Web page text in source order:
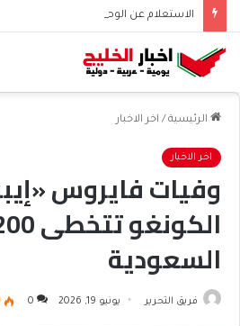
الاستعلام عن الوصفات الطبية عبر
الرئيسية / اخر الاخبار
اخر الاخبار
وفيات فايروس
السعودية
فريق التحرير يونيو 19, 2026 0